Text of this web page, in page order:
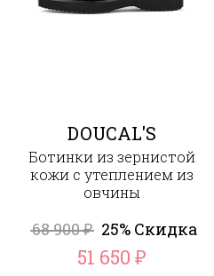
DOUCAL'S
Ботинки из зернистой
кожи с утеплением из
овчины
68 900₽ 25% Скидка
51 650₽